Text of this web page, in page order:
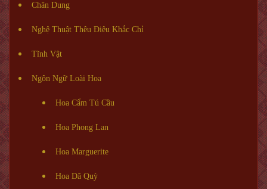
Chân Dung
Nghệ Thuật Thêu Điêu Khắc Chỉ
Tĩnh Vật
Ngôn Ngữ Loài Hoa
Hoa Cẩm Tú Cầu
Hoa Phong Lan
Hoa Marguerite
Hoa Dã Quỳ